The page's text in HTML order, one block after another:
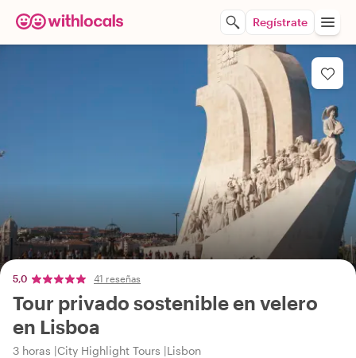
Regístrate
5,0 41 reseñas
Tour privado sostenible en velero
en Lisboa
3 horas City Highlight Tours Lisbon